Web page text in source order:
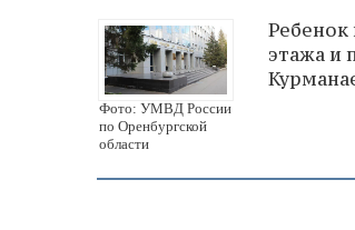
Фото: УМВД России
по Оренбургской
области
Ребенок
этажа и